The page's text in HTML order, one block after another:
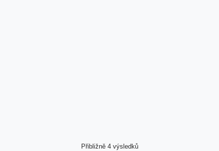
Přibližně 4 výsledků